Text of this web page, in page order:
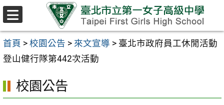
跳至主要內容區
首頁 > 校園公告 > 來文宣導 > 臺北市政府員工休閒活動
登山健行隊第442次活動
校園公告
選
單